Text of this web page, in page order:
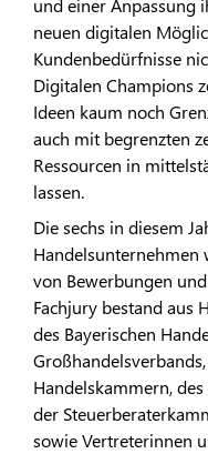
und einer Anpassung
neuen digitalen
Kundenbedürfnisse
Digitalen Champions
Ideen kaum noch
auch mit begrenzten
Ressourcen in
lassen.
Die sechs in diesem
Handelsunternehmen
von Bewerbungen
Fachjury bestand aus
des Bayerischen
Handelskammern,
der
sowie Vertreterinnen